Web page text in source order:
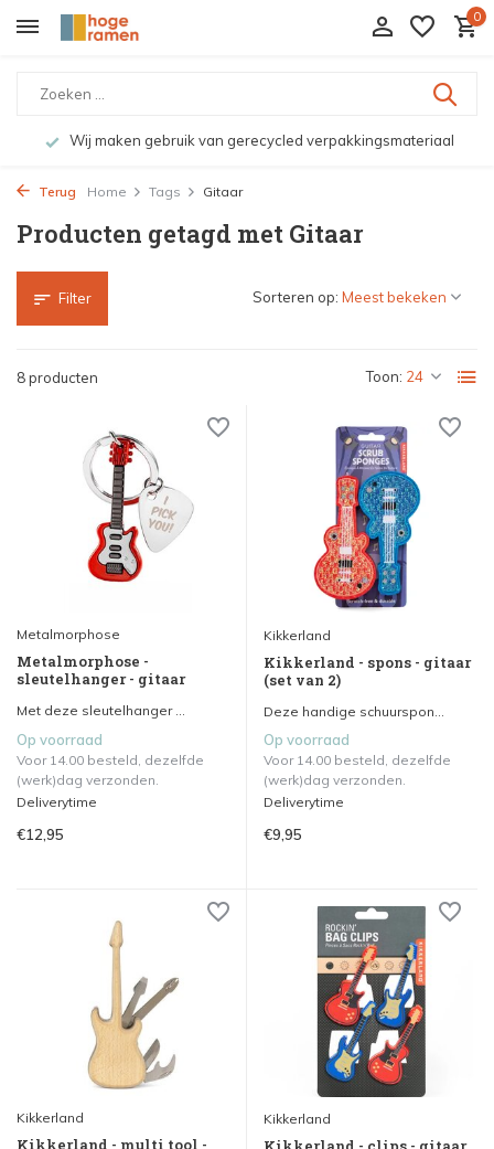
0
Wij maken gebruik van gerecycled verpakkingsmateriaal
Terug Home Tags Gitaar
Producten getagd met Gitaar
Filter
8 producten Toon:
Sorteren op:
Metalmorphose
Metalmorphose -
sleutelhanger - gitaar
Met deze sleutelhanger ...
Op voorraad
Voor 14.00 besteld, dezelfde
(werk)dag verzonden.
Deliverytime
€12,95
Kikkerland
Kikkerland - spons - gitaar
(set van 2)
Deze handige schuurspon...
Op voorraad
Voor 14.00 besteld, dezelfde
(werk)dag verzonden.
Deliverytime
€9,95
Kikkerland
Kikkerland - multi tool -
Kikkerland